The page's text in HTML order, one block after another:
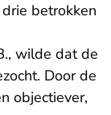
betrokken
wilde dat de
Door de
objectiever,